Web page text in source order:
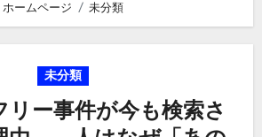
ホームページ 未分類
未分類
リー事件が今も検索さ